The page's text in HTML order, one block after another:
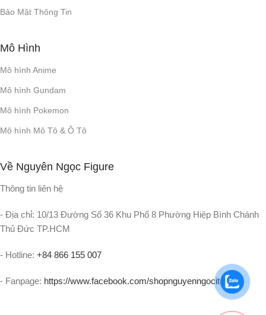
Bảo Mật Thông Tin
Mô Hình
Mô hình Anime
Mô hình Gundam
Mô hình Pokemon
Mô hình Mô Tô & Ô Tô
Về Nguyên Ngọc Figure
Thông tin liên hệ
- Địa chỉ: 10/13 Đường Số 36 Khu Phố 8 Phường Hiệp Bình Chánh
Thủ Đức TP.HCM
- Hotline: +84 866 155 007
- Fanpage: https://www.facebook.com/shopnguyenngocit